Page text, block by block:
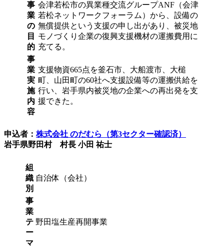
事
業
の
目
的
会津若松市の異業種交流グループANF（会津
若松ネットワークフォーラム）から、設備の
無償提供という支援の申し出があり、被災地
モノづくり企業の復興支援機材の運搬費用に
充てる。
事
業
実
施
内
容
支援物資665点を釜石市、大船渡市、大槌
町、山田町の60社へ支援設備等の運搬供給を
行い、岩手県内被災地の企業への再出発を支
援できた。
申込者： 株式会社 のだむら（第3セクター確認済）
岩手県野田村 村長 小田 祐士
組
織
別
自治体（会社）
事
業
テ
ー
マ
野田塩生産再開事業